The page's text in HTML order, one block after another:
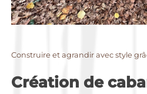
Construire et agrandir avec style
Création de